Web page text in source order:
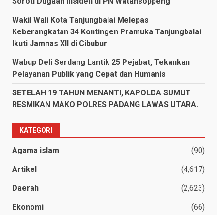
Wakil Wali Kota Tanjungbalai Melepas
Keberangkatan 34 Kontingen Pramuka Tanjungbalai
Ikuti Jamnas XII di Cibubur
Wabup Deli Serdang Lantik 25 Pejabat, Tekankan
Pelayanan Publik yang Cepat dan Humanis
SETELAH 19 TAHUN MENANTI, KAPOLDA SUMUT
RESMIKAN MAKO POLRES PADANG LAWAS UTARA.
KATEGORI
Agama islam (90)
Artikel (4,617)
Daerah (2,623)
Ekonomi (66)